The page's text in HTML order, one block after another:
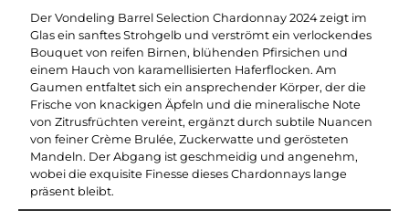
Der Vondeling Barrel Selection Chardonnay 2024 zeigt im
Glas ein sanftes Strohgelb und verströmt ein verlockendes
Bouquet von reifen Birnen, blühenden Pfirsichen und
einem Hauch von karamellisierten Haferflocken. Am
Gaumen entfaltet sich ein ansprechender Körper, der die
Frische von knackigen Äpfeln und die mineralische Note
von Zitrusfrüchten vereint, ergänzt durch subtile Nuancen
von feiner Crème Brulée, Zuckerwatte und gerösteten
Mandeln. Der Abgang ist geschmeidig und angenehm,
wobei die exquisite Finesse dieses Chardonnays lange
präsent bleibt.